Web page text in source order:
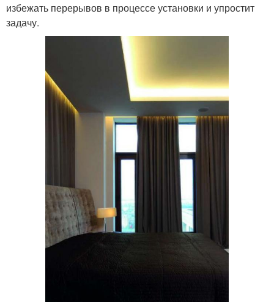
избежать перерывов в процессе установки и упростит
задачу.